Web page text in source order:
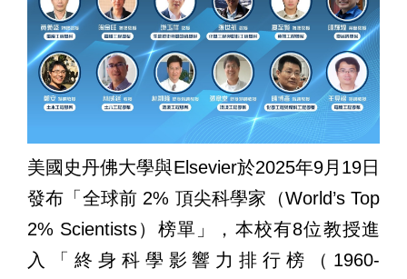
美國史丹佛大學與Elsevier於2025年9月 19日
發布「全球前 2% 頂尖科學家（World’s Top
2% Scientists）榜單」，本校有8位教授進
入「終身科學影響力排行榜（ 1960-